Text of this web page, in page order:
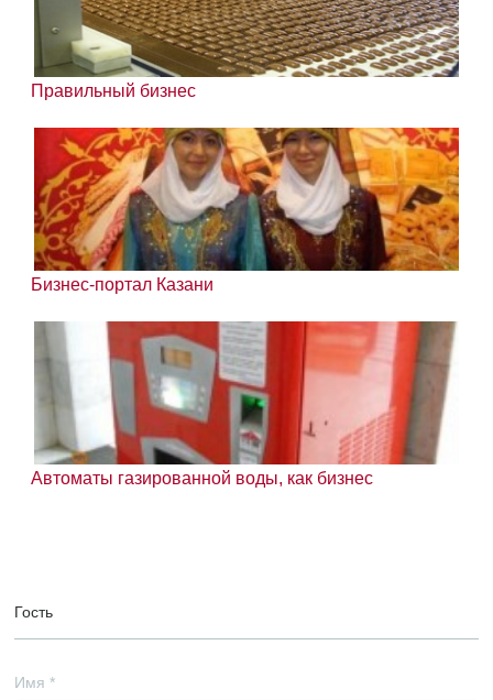
Правильный бизнес
Бизнес-портал Казани
Автоматы газированной воды, как бизнес
Гость
Имя *